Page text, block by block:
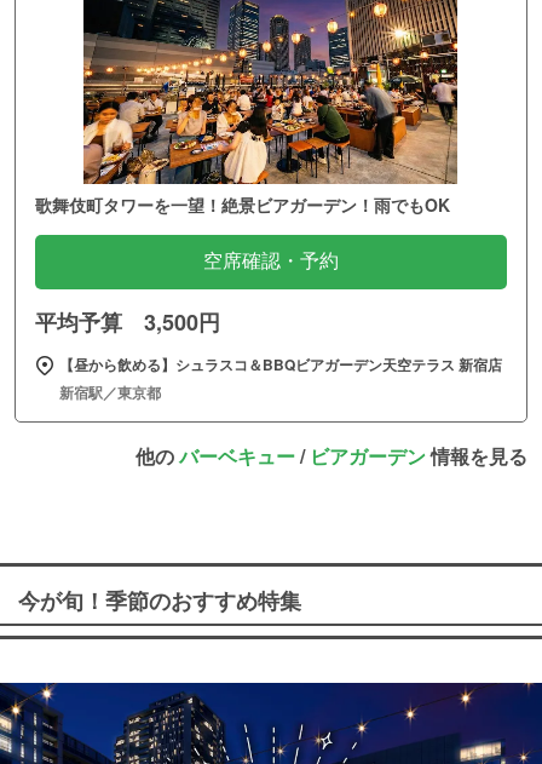
歌舞伎町タワーを一望！絶景ビアガーデン！雨でもOK
空席確認・予約
平均予算 3,500円
【昼から飲める】シュラスコ＆BBQビアガーデン天空テラス 新宿店
新宿駅／東京都
他のバーベキュー/ ビアガーデン情報を見る
今が旬！季節のおすすめ特集